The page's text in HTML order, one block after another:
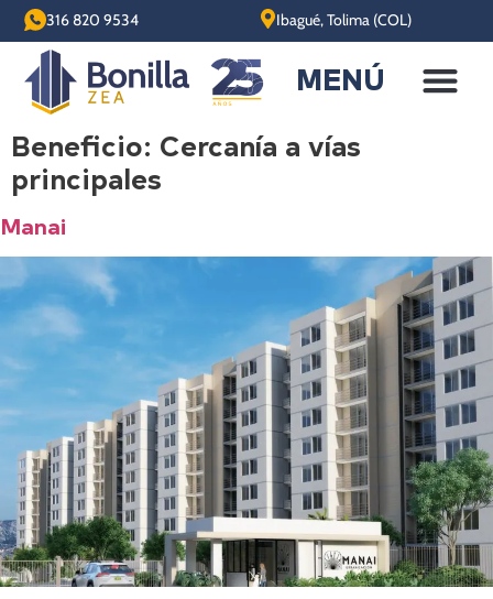
316 820 9534 Ibagué, Tolima (COL)
MENÚ
Beneficio: Cercanía a vías
principales
Manai